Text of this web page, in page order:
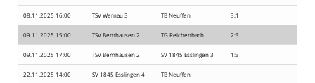
08.11.2025 16:00 TSV Wernau 3 TB Neuffen 3:1
09.11.2025 15:00 TSV Bernhausen 2 TG Reichenbach 2:3
09.11.2025 17:00 TSV Bernhausen 2 SV 1845 Esslingen 3 1:3
22.11.2025 14:00 SV 1845 Esslingen 4 TB Neuffen